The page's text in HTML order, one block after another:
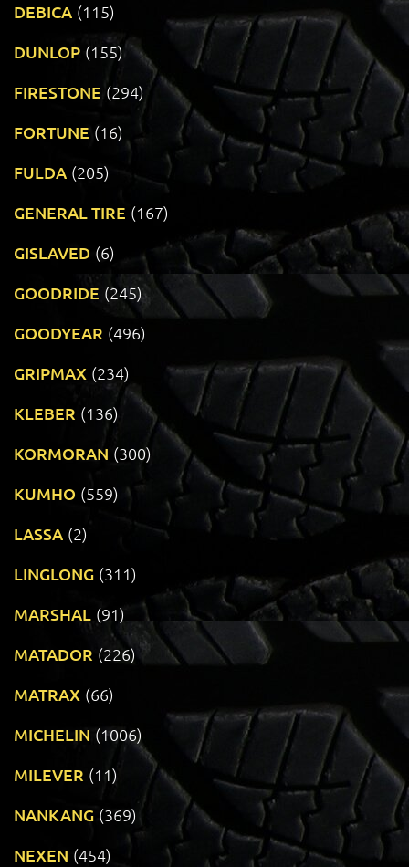
DEBICA (115)
DUNLOP (155)
FIRESTONE (294)
FORTUNE (16)
FULDA (205)
GENERAL TIRE (167)
GISLAVED (6)
GOODRIDE (245)
GOODYEAR (496)
GRIPMAX (234)
KLEBER (136)
KORMORAN (300)
KUMHO (559)
LASSA (2)
LINGLONG (311)
MARSHAL (91)
MATADOR (226)
MATRAX (66)
MICHELIN (1006)
MILEVER (11)
NANKANG (369)
NEXEN (454)